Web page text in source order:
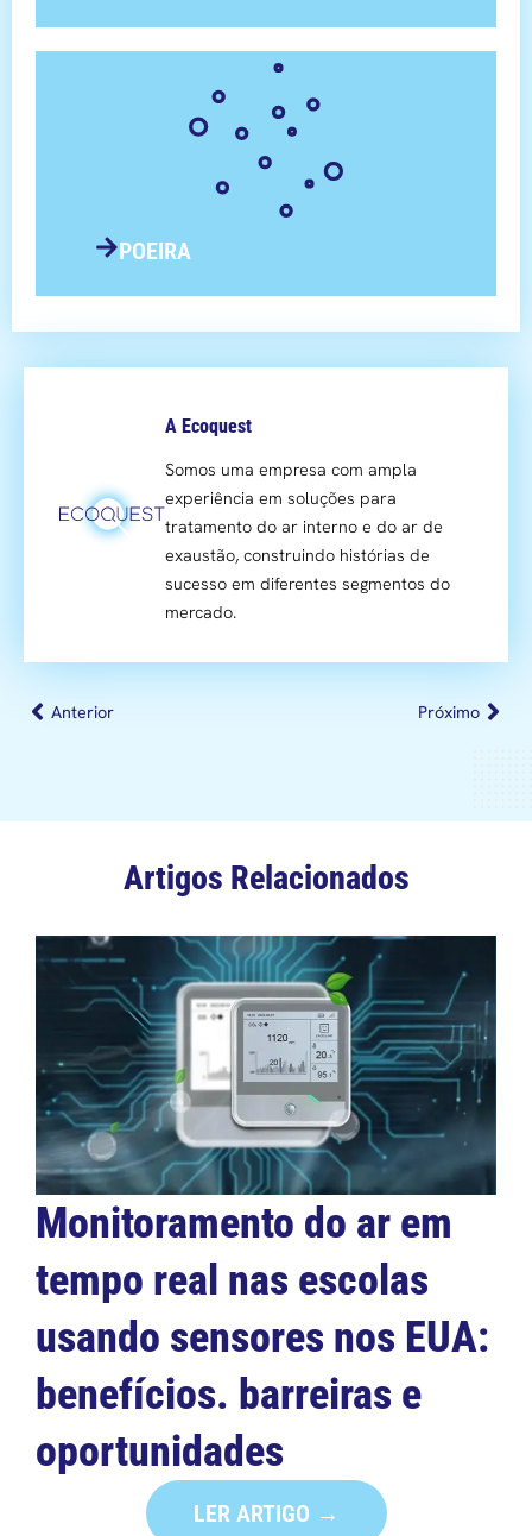
POEIRA
A Ecoquest
Somos uma empresa com ampla
experiência em soluções para
tratamento do ar interno e do ar de
exaustão, construindo histórias de
sucesso em diferentes segmentos do
mercado.
Anterior Próximo
Artigos Relacionados
Monitoramento do ar em
tempo real nas escolas
usando sensores nos EUA:
benefícios. barreiras e
oportunidades
LER ARTIGO →